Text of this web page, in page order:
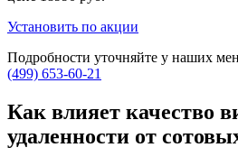
Установить по акции
Подробности уточняйте у наших
(499) 653-60-21
Как влияет качество
удаленности от